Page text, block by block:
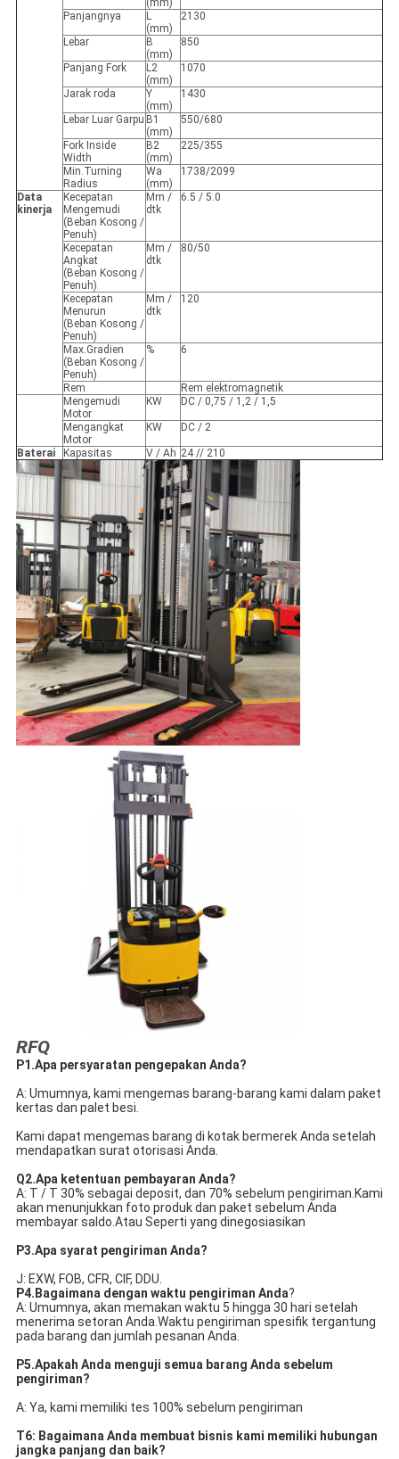
(mm)
Panjangnya
L
(mm)
2130
Lebar
B
(mm)
850
Panjang Fork
L2
(mm)
1070
Jarak roda
Y
(mm)
1430
Lebar Luar Garpu B1
(mm)
550/680
Fork Inside
Width
B2
(mm)
225/355
Min.Turning
Radius
Wa
(mm)
1738/2099
Data
kinerja
Kecepatan
Mengemudi
(Beban Kosong /
Penuh)
Mm /
dtk
6.5 / 5.0
Kecepatan
Angkat
(Beban Kosong /
Penuh)
Mm /
dtk
80/50
Kecepatan
Menurun
(Beban Kosong /
Penuh)
Mm /
dtk
120
Max.Gradien
(Beban Kosong /
Penuh)
% 6
Rem
Rem elektromagnetik
Mengemudi
Motor
KW DC / 0,75 / 1,2 / 1,5
Mengangkat
Motor
KW DC / 2
Baterai Kapasitas V / Ah 24 // 210
RFQ
P1.Apa persyaratan pengepakan Anda?
A: Umumnya, kami mengemas barang-barang kami dalam paket
kertas dan palet besi.
Kami dapat mengemas barang di kotak bermerek Anda setelah
mendapatkan surat otorisasi Anda.
Q2.Apa ketentuan pembayaran Anda?
A: T / T 30% sebagai deposit, dan 70% sebelum pengiriman.Kami
akan menunjukkan foto produk dan paket sebelum Anda
membayar saldo.Atau Seperti yang dinegosiasikan
P3.Apa syarat pengiriman Anda?
J: EXW, FOB, CFR, CIF, DDU.
P4.Bagaimana dengan waktu pengiriman Anda?
A: Umumnya, akan memakan waktu 5 hingga 30 hari setelah
menerima setoran Anda.Waktu pengiriman spesifik tergantung
pada barang dan jumlah pesanan Anda.
P5.Apakah Anda menguji semua barang Anda sebelum
pengiriman?
A: Ya, kami memiliki tes 100% sebelum pengiriman
T6: Bagaimana Anda membuat bisnis kami memiliki hubungan
jangka panjang dan baik?